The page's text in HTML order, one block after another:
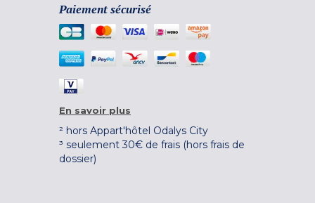
Paiement sécurisé
En savoir plus
² hors Appart'hôtel Odalys City
³ seulement 30€ de frais (hors frais de
dossier)